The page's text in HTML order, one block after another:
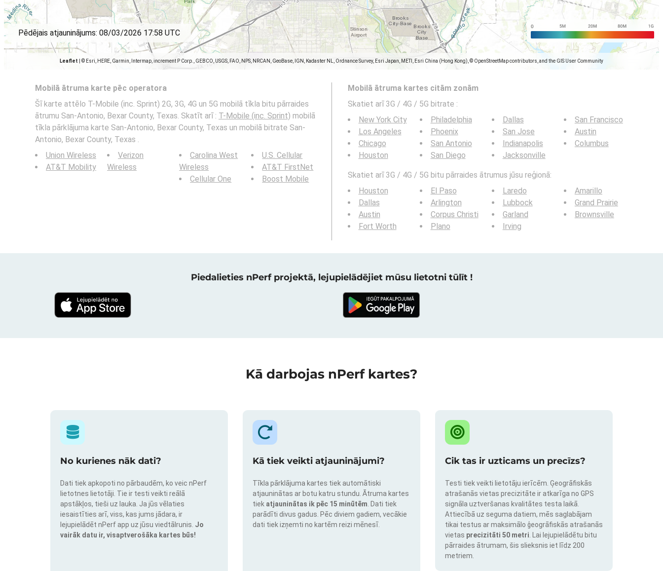
Leaflet © Esri, HERE, Garmin, Intermap, increment P Corp., GEBCO, USGS, FAO, NPS, NRCAN, GeoBase, IGN, Kadaster NL, Ordnance Survey, Esri Japan, METI, Esri China (Hong Kong), © OpenStreetMap contributors, and the GIS User Community
Pēdējais atjauninājums: 08/03/2026 17:58 UTC
Mobilā ātruma karte pēc operatora
Šī karte attēlo T-Mobile (inc. Sprint) 2G, 3G, 4G un 5G mobilā tīkla bitu pārraides
ātrumu San-Antonio, Bexar County, Texas. Skatīt arī : T-Mobile (inc. Sprint) mobilā
tīkla pārklājuma karte San-Antonio, Bexar County, Texas un mobilā bitrate San-
Antonio, Bexar County, Texas .
Union Wireless
AT&T Mobility
Verizon
Wireless
Carolina West
Wireless
Cellular One
U.S. Cellular
AT&T FirstNet
Boost Mobile
Mobilā ātruma kartes citām zonām
Skatiet arī 3G / 4G / 5G bitrate :
New York City
Los Angeles
Chicago
Houston
Philadelphia
Phoenix
San Antonio
San Diego
Dallas
San Jose
Indianapolis
Jacksonville
San Francisco
Austin
Columbus
Skatiet arī 3G / 4G / 5G bitu pārraides ātrumus jūsu reģionā:
Houston
Dallas
Austin
Fort Worth
El Paso
Arlington
Corpus Christi
Plano
Laredo
Lubbock
Garland
Irving
Amarillo
Grand Prairie
Brownsville
Piedalieties nPerf projektā, lejupielādējiet mūsu lietotni tūlīt !
Kā darbojas nPerf kartes?
No kurienes nāk dati?
Dati tiek apkopoti no pārbaudēm, ko veic nPerf
lietotnes lietotāji. Tie ir testi veikti reālā
apstākļos, tieši uz lauka. Ja jūs vēlaties
iesaistīties arī, viss, kas jums jādara, ir
lejupielādēt nPerf app uz jūsu viedtālrunis. Jo
vairāk datu ir, visaptverošāka kartes būs!
Kā tiek veikti atjauninājumi?
Tīkla pārklājuma kartes tiek automātiski
atjauninātas ar botu katru stundu. Ātruma kartes
tiek atjauninātas ik pēc 15 minūtēm . Dati tiek
parādīti divus gadus. Pēc diviem gadiem, vecākie
dati tiek izņemti no kartēm reizi mēnesī.
Cik tas ir uzticams un precīzs?
Testi tiek veikti lietotāju ierīcēm. Ģeogrāfiskās
atrašanās vietas precizitāte ir atkarīga no GPS
signāla uztveršanas kvalitātes testa laikā.
Attiecībā uz seguma datiem, mēs saglabājam
tikai testus ar maksimālo ģeogrāfiskās atrašanās
vietas precizitāti 50 metri . Lai lejupielādētu bitu
pārraides ātrumam, šis slieksnis iet līdz 200
metriem.